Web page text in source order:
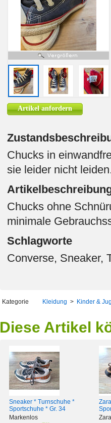
Artikel anfordern
Chucks in
sie leider nicht
Chucks ohne
minimale
Schlagworte
Converse, Sneaker,
Kategorie Kleidung > Kinder &
Diese Artikel
Sneaker * Turnschuhe *
Sportschuhe * Gr. 34
Markenlos
Zara